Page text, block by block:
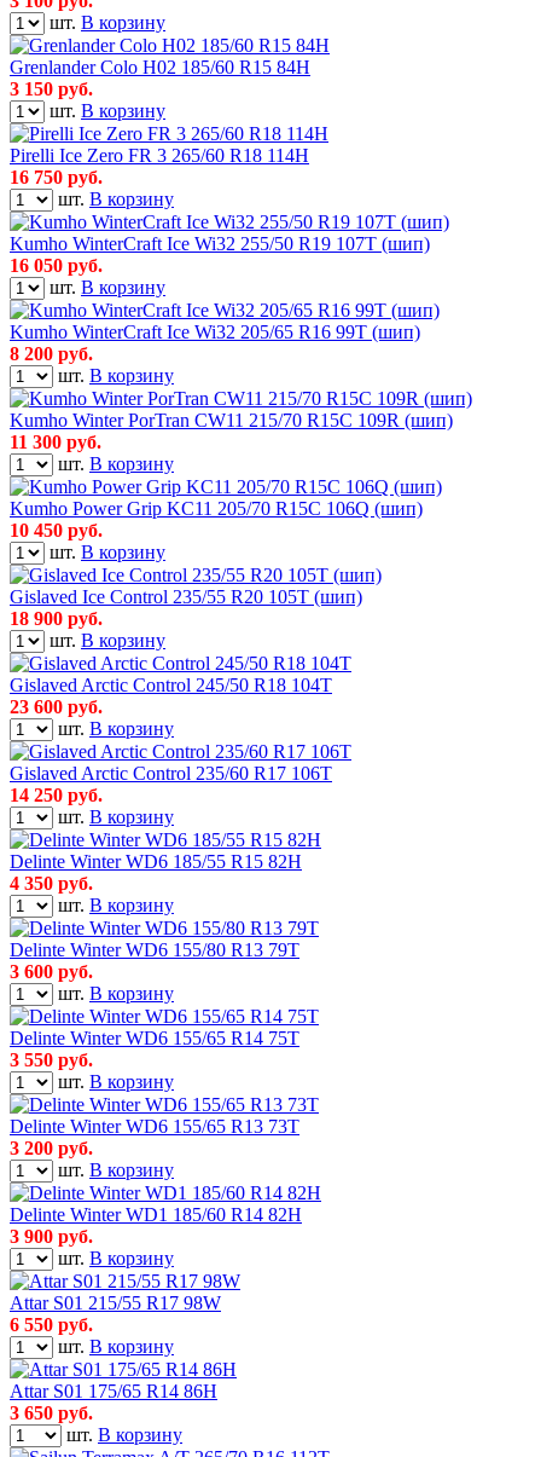
шт. В корзину
Grenlander Colo H02 185/60 R15 84H
3 150 руб.
шт. В корзину
Pirelli Ice Zero FR 3 265/60 R18 114H
16 750 руб.
шт. В корзину
Kumho WinterCraft Ice Wi32 255/50 R19 107T (шип)
16 050 руб.
шт. В корзину
Kumho WinterCraft Ice Wi32 205/65 R16 99T (шип)
8 200 руб.
шт. В корзину
Kumho Winter PorTran CW11 215/70 R15C 109R (шип)
11 300 руб.
шт. В корзину
Kumho Power Grip KC11 205/70 R15C 106Q (шип)
10 450 руб.
шт. В корзину
Gislaved Ice Control 235/55 R20 105T (шип)
18 900 руб.
шт. В корзину
Gislaved Arctic Control 245/50 R18 104T
23 600 руб.
шт. В корзину
Gislaved Arctic Control 235/60 R17 106T
14 250 руб.
шт. В корзину
Delinte Winter WD6 185/55 R15 82H
4 350 руб.
шт. В корзину
Delinte Winter WD6 155/80 R13 79T
3 600 руб.
шт. В корзину
Delinte Winter WD6 155/65 R14 75T
3 550 руб.
шт. В корзину
Delinte Winter WD6 155/65 R13 73T
3 200 руб.
шт. В корзину
Delinte Winter WD1 185/60 R14 82H
3 900 руб.
шт. В корзину
Attar S01 215/55 R17 98W
6 550 руб.
шт. В корзину
Attar S01 175/65 R14 86H
3 650 руб.
шт. В корзину